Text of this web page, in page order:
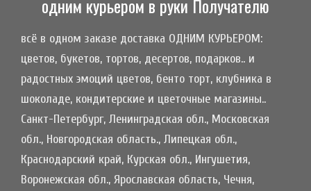
одним курьером в руки Получателю
всё в одном заказе доставка ОДНИМ КУРЬЕРОМ:
цветов, букетов, тортов, десертов, подарков.. и
радостных эмоций цветов, бенто торт, клубника в
шоколаде, кондитерские и цветочные магазины..
Санкт-Петербург, Ленинградская обл., Московская
обл., Новгородская область., Липецкая обл.,
Краснодарский край, Курская обл., Ингушетия,
Воронежская обл., Ярославская область, Чечня,